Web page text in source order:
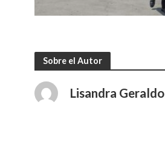
Sobre el Autor
Lisandra Geraldo